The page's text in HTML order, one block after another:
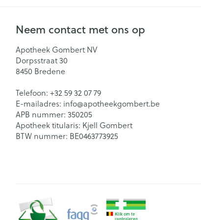
Neem contact met ons op
Apotheek Gombert NV
Dorpsstraat 30
8450 Bredene
Telefoon: +32 59 32 07 79
E-mailadres: info@apotheekgombert.be
APB nummer: 350205
Apotheek titularis: Kjell Gombert
BTW nummer: BE0463773925